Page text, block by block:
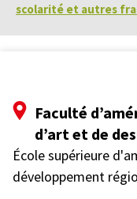
scolarité et autres
Faculté
d’art et de
École supérieure
développement